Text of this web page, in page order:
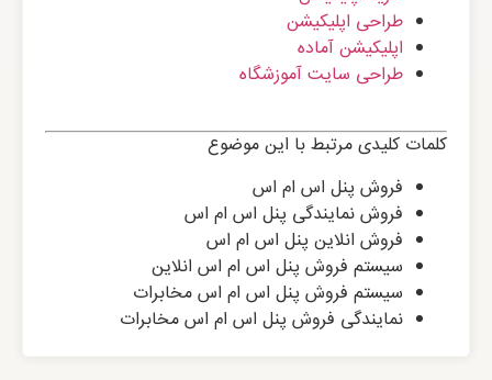
طراحی اپلیکیشن
اپلیکیشن آماده
طراحی سایت آموزشگاه
کلمات کلیدی مرتبط با این موضوع
فروش پنل اس ام اس
فروش نمایندگی پنل اس ام اس
فروش انلاین پنل اس ام اس
سیستم فروش پنل اس ام اس انلاین
سیستم فروش پنل اس ام اس مخابرات
نمایندگی فروش پنل اس ام اس مخابرات